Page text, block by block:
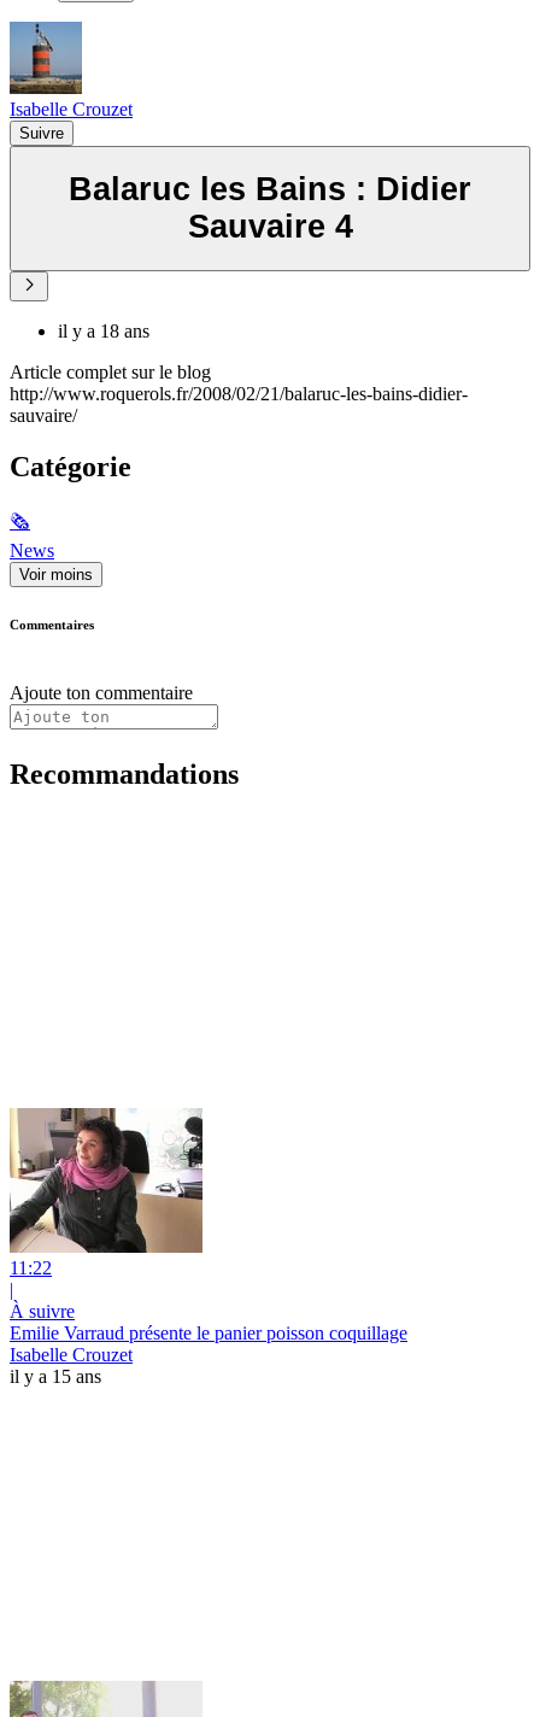
Isabelle Crouzet
Suivre
Balaruc les Bains : Didier
Sauvaire 4
il y a 18 ans
Article complet sur le blog
http://www.roquerols.fr/2008/02/21/balaruc-les-bains-didier-
sauvaire/
Catégorie
🗞
News
Voir moins
Commentaires
Ajoute ton commentaire
Recommandations
11:22
|
À suivre
Emilie Varraud présente le panier poisson coquillage
Isabelle Crouzet
il y a 15 ans